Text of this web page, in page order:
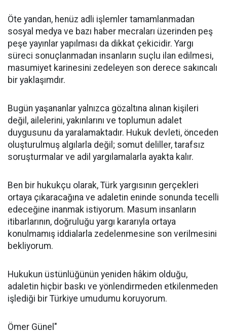
Öte yandan, henüz adli işlemler tamamlanmadan
sosyal medya ve bazı haber mecraları üzerinden peş
peşe yayınlar yapılması da dikkat çekicidir. Yargı
süreci sonuçlanmadan insanların suçlu ilan edilmesi,
masumiyet karinesini zedeleyen son derece sakıncalı
bir yaklaşımdır.
Bugün yaşananlar yalnızca gözaltına alınan kişileri
değil, ailelerini, yakınlarını ve toplumun adalet
duygusunu da yaralamaktadır. Hukuk devleti, önceden
oluşturulmuş algılarla değil; somut deliller, tarafsız
soruşturmalar ve adil yargılamalarla ayakta kalır.
Ben bir hukukçu olarak, Türk yargısının gerçekleri
ortaya çıkaracağına ve adaletin eninde sonunda tecelli
edeceğine inanmak istiyorum. Masum insanların
itibarlarının, doğruluğu yargı kararıyla ortaya
konulmamış iddialarla zedelenmesine son verilmesini
bekliyorum.
Hukukun üstünlüğünün yeniden hâkim olduğu,
adaletin hiçbir baskı ve yönlendirmeden etkilenmeden
işlediği bir Türkiye umudumu koruyorum.
Ömer Günel"